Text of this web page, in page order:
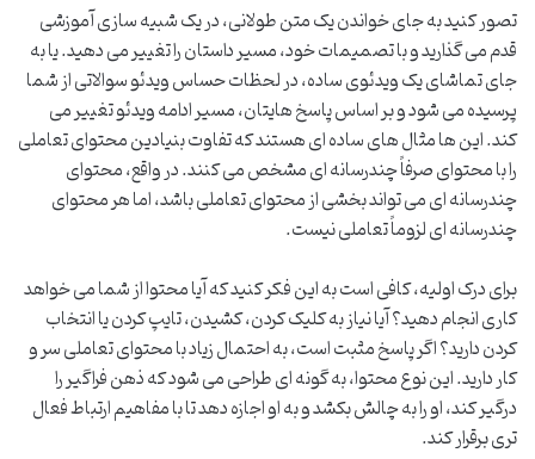
تصور کنید به جای خواندن یک متن طولانی، در یک شبیه سازی آموزشی
قدم می گذارید و با تصمیمات خود، مسیر داستان را تغییر می دهید. یا به
جای تماشای یک ویدئوی ساده، در لحظات حساس ویدئو سوالاتی از شما
پرسیده می شود و بر اساس پاسخ هایتان، مسیر ادامه ویدئو تغییر می
کند. این ها مثال های ساده ای هستند که تفاوت بنیادین محتوای تعاملی
را با محتوای صرفاً چندرسانه ای مشخص می کنند. در واقع، محتوای
چندرسانه ای می تواند بخشی از محتوای تعاملی باشد، اما هر محتوای
چندرسانه ای لزوماً تعاملی نیست.
برای درک اولیه، کافی است به این فکر کنید که آیا محتوا از شما می خواهد
کاری انجام دهید؟ آیا نیاز به کلیک کردن، کشیدن، تایپ کردن یا انتخاب
کردن دارید؟ اگر پاسخ مثبت است، به احتمال زیاد با محتوای تعاملی سر و
کار دارید. این نوع محتوا، به گونه ای طراحی می شود که ذهن فراگیر را
درگیر کند، او را به چالش بکشد و به او اجازه دهد تا با مفاهیم ارتباط فعال
تری برقرار کند.